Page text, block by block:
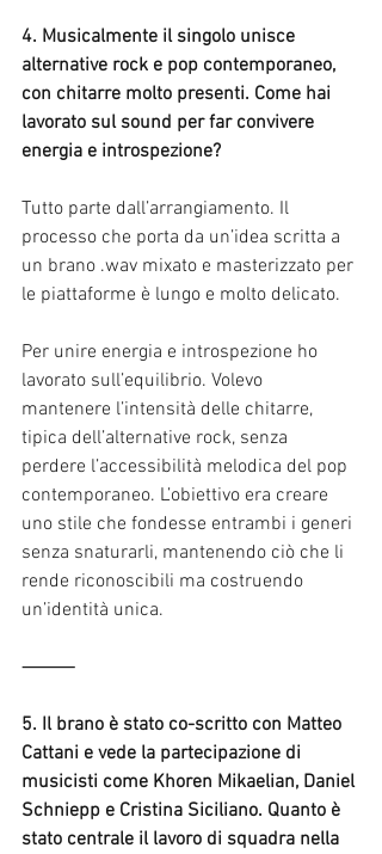
4. Musicalmente il singolo unisce
alternative rock e pop contemporaneo,
con chitarre molto presenti. Come hai
lavorato sul sound per far convivere
energia e introspezione?
Tutto parte dall’arrangiamento. Il
processo che porta da un’idea scritta a
un brano .wav mixato e masterizzato per
le piattaforme è lungo e molto delicato.
Per unire energia e introspezione ho
lavorato sull’equilibrio. Volevo
mantenere l’intensità delle chitarre,
tipica dell’alternative rock, senza
perdere l’accessibilità melodica del pop
contemporaneo. L’obiettivo era creare
uno stile che fondesse entrambi i generi
senza snaturarli, mantenendo ciò che li
rende riconoscibili ma costruendo
un’identità unica.
⸻
5. Il brano è stato co-scritto con Matteo
Cattani e vede la partecipazione di
musicisti come Khoren Mikaelian, Daniel
Schniepp e Cristina Siciliano. Quanto è
stato centrale il lavoro di squadra nella